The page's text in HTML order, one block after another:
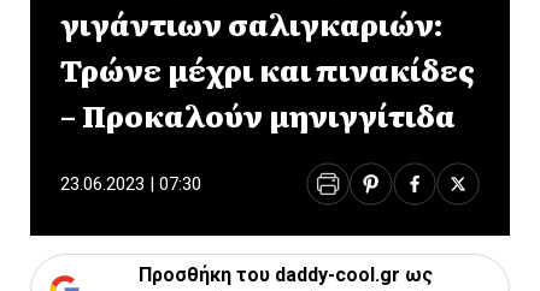
γιγάντιων σαλιγκαριών:
Τρώνε μέχρι και πινακίδες
– Προκαλούν μηνιγγίτιδα
23.06.2023 | 07:30
Προσθήκη του daddy-cool.gr ως